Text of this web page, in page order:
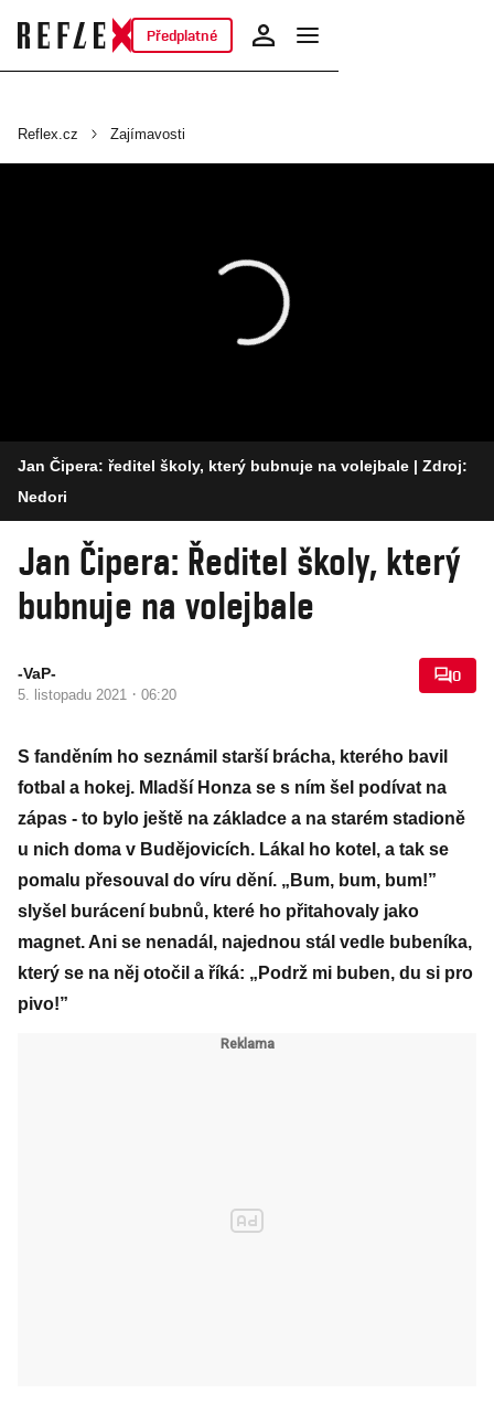
Předplatné
Reflex.cz Zajímavosti
Jan Čipera: ředitel školy, který bubnuje na volejbale | Zdroj:
Nedori
Jan Čipera: Ředitel školy, který
bubnuje na volejbale
-VaP-
5. listopadu 2021 · 06:20
0
S fanděním ho seznámil starší brácha, kterého bavil
fotbal a hokej. Mladší Honza se s ním šel podívat na
zápas - to bylo ještě na základce a na starém stadioně
u nich doma v Budějovicích. Lákal ho kotel, a tak se
pomalu přesouval do víru dění. „Bum, bum, bum!”
slyšel burácení bubnů, které ho přitahovaly jako
magnet. Ani se nenadál, najednou stál vedle bubeníka,
který se na něj otočil a říká: „Podrž mi buben, du si pro
pivo!”